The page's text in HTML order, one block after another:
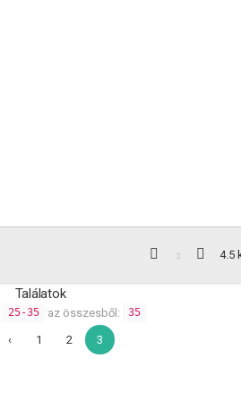
4.5
Találatok
25-35 az összesből: 35
‹ 1 2 3